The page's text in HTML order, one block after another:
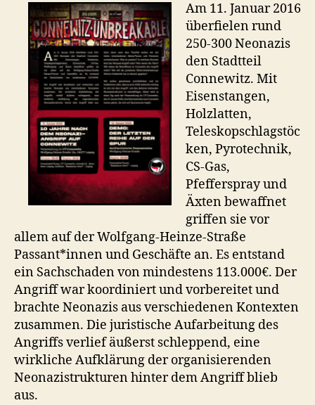
Am 11. Januar 2016
überfielen rund
250-300 Neonazis
den Stadtteil
Connewitz. Mit
Eisenstangen,
Holzlatten,
Teleskopschlagstöc
ken, Pyrotechnik,
CS-Gas,
Pfefferspray und
Äxten bewaffnet
griffen sie vor
allem auf der Wolfgang-Heinze-Straße
Passant*innen und Geschäfte an. Es entstand
ein Sachschaden von mindestens 113.000€. Der
Angriff war koordiniert und vorbereitet und
brachte Neonazis aus verschiedenen Kontexten
zusammen. Die juristische Aufarbeitung des
Angriffs verlief äußerst schleppend, eine
wirkliche Aufklärung der organisierenden
Neonazistrukturen hinter dem Angriff blieb
aus.